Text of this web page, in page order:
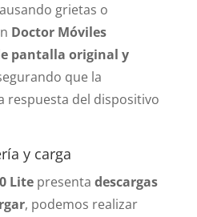
grietas o
Doctor Móviles
pantalla original y
que la
respuesta del dispositivo
y carga
Litepresenta descargas
, podemos realizar